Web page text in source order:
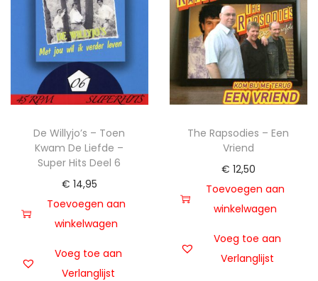
De Willyjo’s – Toen
Kwam De Liefde –
Super Hits Deel 6
€ 14,95
Toevoegen aan
winkelwagen
Voeg toe aan
Verlanglijst
The Rapsodies – Een
Vriend
€ 12,50
Toevoegen aan
winkelwagen
Voeg toe aan
Verlanglijst